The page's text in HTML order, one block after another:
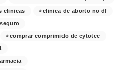
clinicas clinica de aborto no df
comprar comprimido de cytotec